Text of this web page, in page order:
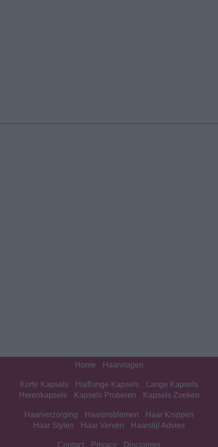
Home Haarvragen
Korte Kapsels Halflange Kapsels
Lange Kapsels
Herenkapsels
Kapsels Proberen Kapsels Zoeken
Haarverzorging Haarproblemen
Haar Knippen
Haar Stylen
Haar Verven Haarstijl Advies
Contact Privacy Disclaimer